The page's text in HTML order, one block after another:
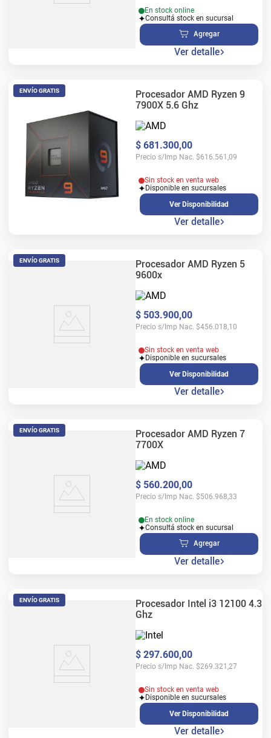
En stock online
Consultá stock en sucursal
Agregar
Ver detalle
ENVÍO GRATIS
Procesador AMD Ryzen 9
7900X 5.6 Ghz
$ 681.300,00
Precio s/Imp Nac. $616.561,09
Sin stock en venta web
Disponible en sucursales
Ver Disponibilidad
Ver detalle
ENVÍO GRATIS
Procesador AMD Ryzen 5
9600x
$ 503.900,00
Precio s/Imp Nac. $456.018,10
Sin stock en venta web
Disponible en sucursales
Ver Disponibilidad
Ver detalle
ENVÍO GRATIS
Procesador AMD Ryzen 7
7700X
$ 560.200,00
Precio s/Imp Nac. $506.968,33
En stock online
Consultá stock en sucursal
Agregar
Ver detalle
ENVÍO GRATIS
Procesador Intel i3 12100 4.3
Ghz
$ 297.600,00
Precio s/Imp Nac. $269.321,27
Sin stock en venta web
Disponible en sucursales
Ver Disponibilidad
Ver detalle